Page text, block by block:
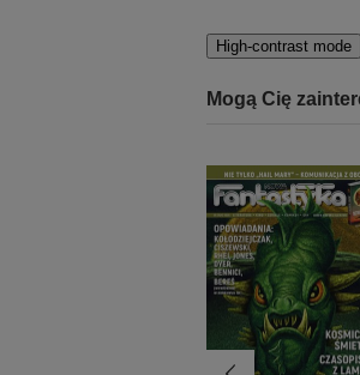
High-contrast mode
Mogą Cię